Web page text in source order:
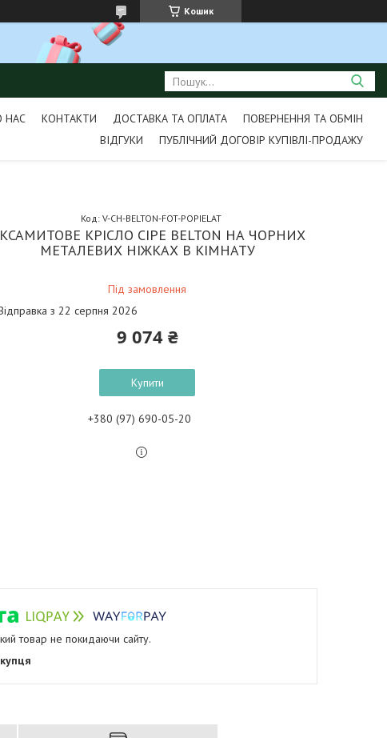
Кошик
НАС КОНТАКТИ ДОСТАВКА ТА ОПЛАТА
ПОВЕРНЕННЯ ТА ОБМІН
ВІДГУКИ
ПУБЛІЧНИЙ ДОГОВІР КУПІВЛІ-ПРОДАЖУ
КРІСЛО СІРЕ BELTON НА ЧОРНИХ
МЕТАЛЕВИХ НІЖКАХ В КІМНАТУ
Під замовлення
Код:V-CH-BELTON-FOT-POPIELAT
з 22 серпня 2026
9 074 ₴
Купити
+380 (97) 690-05-20
товар не покидаючи сайту.